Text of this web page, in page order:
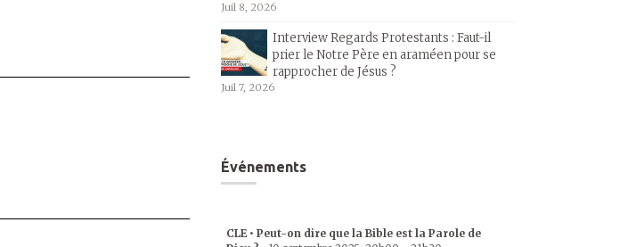
Juil 8, 2026
Interview Regards Protestants : Faut-il
prier le Notre Père en araméen pour se
rapprocher de Jésus ?
Juil 7, 2026
Événements
CLE • Peut-on dire que la Bible est la Parole de